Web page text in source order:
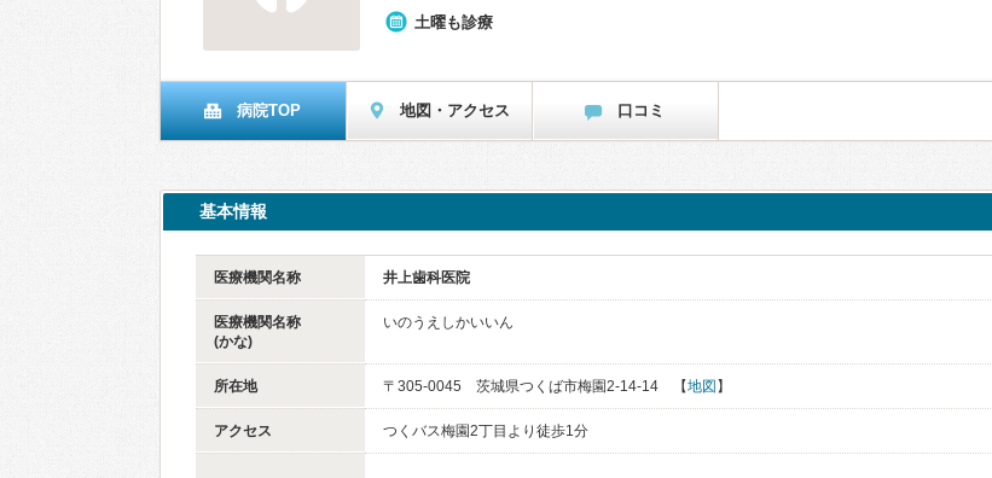
土曜も診療
病院TOP 地図・アクセス 口コミ
基本情報
医療機関名称 井上歯科医院
医療機関名称
(かな)
いのうえしかいいん
所在地 〒305-0045 茨城県つくば市梅園2-14-14 【地図 】
アクセス つくバス梅園2丁目より徒歩1分